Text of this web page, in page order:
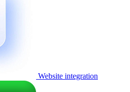
Website integration